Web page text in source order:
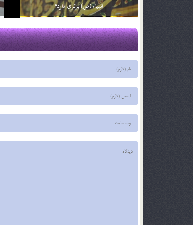
چرا به امام علی (علیه السلام) حیدرکرار می گفتند؟
29 اسفند 03